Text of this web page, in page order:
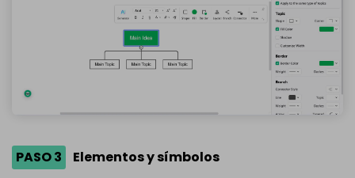
PASO 3 Elementos y símbolos